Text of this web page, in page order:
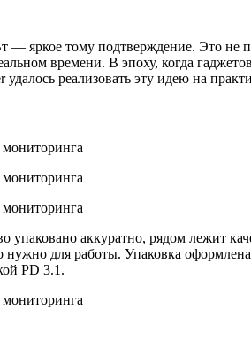
яркое тому подтверждение. Это не
времени. В эпоху, когда
реализовать эту идею на
аккуратно, рядом лежит
для работы. Упаковка
PD 3.1.